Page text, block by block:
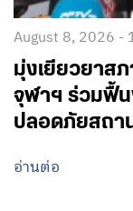
August 8, 2026 -
มุ่งเยียวยาส
จุฬาฯ ร่วมฟื้
ปลอดภัยสถา
อ่านต่อ